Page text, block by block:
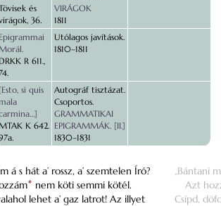
és
36.
VIRÁGOK
1811
Epigrammai
DRKK R 611.,
Utólagos javítások.
1810–1811
[Esto, si quis
K 642.
Autográf tisztázat.
Csoportos.
GRAMMATIKAI
EPIGRAMMÁK. [II.]
1830–1831
á s hát a’ rossz, a’ szemtelen Író?
* nem köti semmi kötél.
lehet a’ gaz latrot! Az illyet
„Bántani
Azt
Csípd,